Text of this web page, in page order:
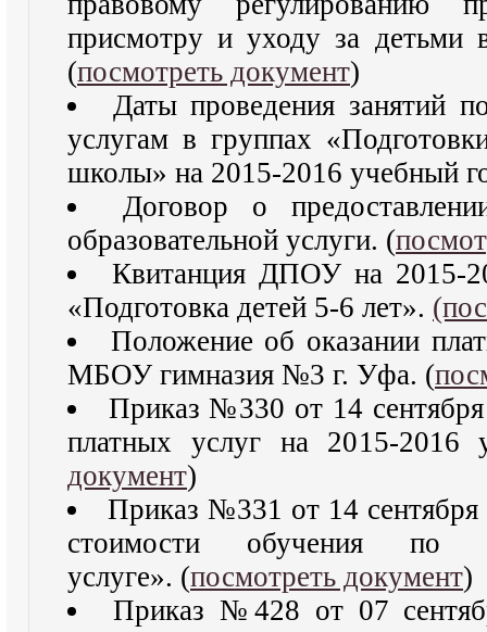
присмотру и уходу за детьми
(посмотреть документ)
Даты проведения занятий
услугам в группах
школы» на 2015-2016 учебный
Договор о
образовательной услуги. (
Квитанция ДПОУ на 2015-
«Подготовка детей 5-6 лет».
Положение об оказании
МБОУ гимназия №3 г. Уфа. (
Приказ №330 от 14
платных услуг на 2015-2016
документ)
Приказ №331 от 14
стоимости обучения по
услуге». (посмотреть документ)
Приказ №428 от 07